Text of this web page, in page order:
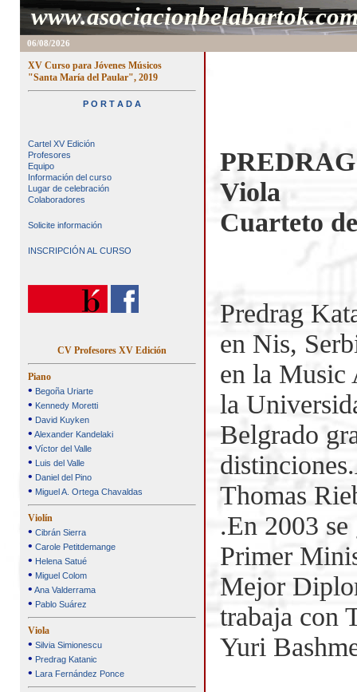
06/08/2026
XV Curso para Jóvenes Músicos
"Santa María del Paular", 2019
P O R T A D A
Cartel XV Edición
Profesores
Equipo
Información del curso
Lugar de celebración
Colaboradores
Solicite información
INSCRIPCIÓN AL CURSO
CV Profesores XV Edición
Piano
• Begoña Uriarte
• Kennedy Moretti
• David Kuyken
• Alexander Kandelaki
• Víctor del Valle
• Luis del Valle
• Daniel del Pino
• Miguel A. Ortega Chavaldas
Violín
• Cibrán Sierra
• Carole Petitdemange
• Helena Satué
• Miguel Colom
• Ana Valderrama
• Pablo Suárez
Viola
• Silvia Simionescu
• Predrag Katanic
• Lara Fernández Ponce
Viola
Cuarteto
Predrag
en Nis,
en la Music
la
Belgrado
Thomas
.En 2003
Primer
Mejor
trabaja con
Yuri